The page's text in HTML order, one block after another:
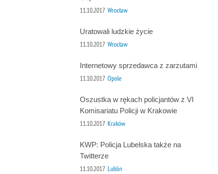
11.10.2017 Wrocław
Uratowali ludzkie życie
11.10.2017 Wrocław
Internetowy sprzedawca z zarzutami
11.10.2017 Opole
Oszustka w rękach policjantów z VI
Komisariatu Policji w Krakowie
11.10.2017 Kraków
KWP: Policja Lubelska także na
Twitterze
11.10.2017 Lublin